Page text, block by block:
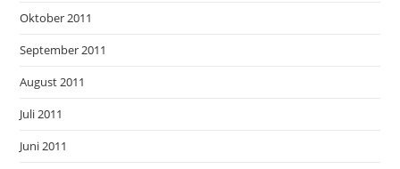
Oktober 2011
September 2011
August 2011
Juli 2011
Juni 2011